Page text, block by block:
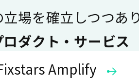
立場を確立しつつあ
ダクト・サービス
Amplify